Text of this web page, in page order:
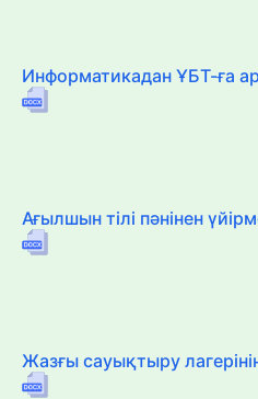
Информатикадан ҰБТ-ға
Ағылшын тілі пәнінен
Жазғы сауықтыру